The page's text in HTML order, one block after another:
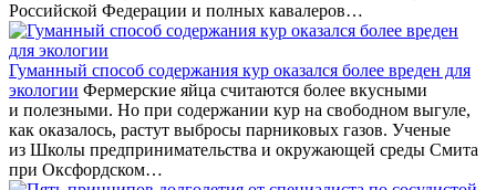
Российской Федерации и полных кавалеров…
Гуманный способ содержания кур оказался более вреден для
экологии Фермерские яйца считаются более вкусными
и полезными. Но при содержании кур на свободном выгуле,
как оказалось, растут выбросы парниковых газов. Ученые
из Школы предпринимательства и окружающей среды Смита
при Оксфордском…